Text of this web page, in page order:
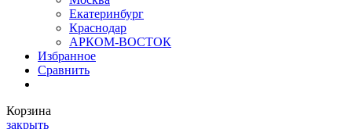
Екатеринбург
Краснодар
АРКОМ-ВОСТОК
Избранное
Сравнить
Корзина
закрыть